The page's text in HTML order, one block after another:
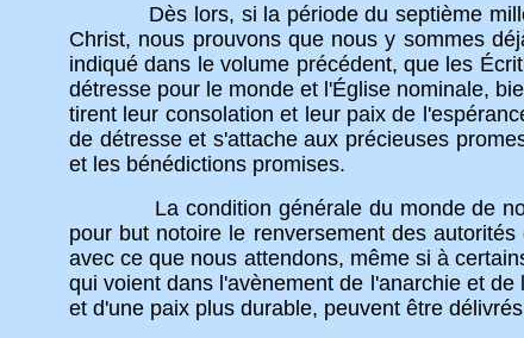
Dès lors, si la période du septième
Christ, nous prouvons que nous y sommes
indiqué dans le volume précédent, que les
détresse pour le monde et l'Église nominale,
tirent leur consolation et leur paix de
de détresse et s'attache aux précieuses
et les bénédictions promises.
La condition générale du monde de nos
pour but notoire le renversement des
avec ce que nous attendons, même si à
qui voient dans l'avènement de l'anarchie et
et d'une paix plus durable, peuvent être